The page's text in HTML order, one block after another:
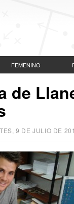
FEMENINO
de
9 DE JULIO DE